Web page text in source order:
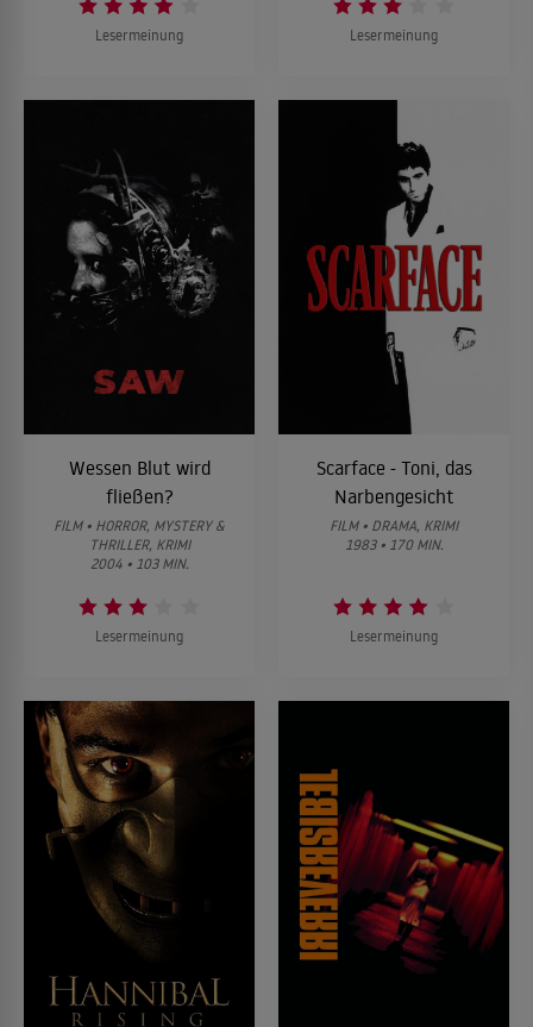
Lesermeinung Lesermeinung
Wessen Blut wird
fließen?
FILM • HORROR, MYSTERY &
THRILLER, KRIMI
2004 • 103 MIN.
Lesermeinung
Scarface - Toni, das
Narbengesicht
FILM • DRAMA, KRIMI
1983 • 170 MIN.
Lesermeinung